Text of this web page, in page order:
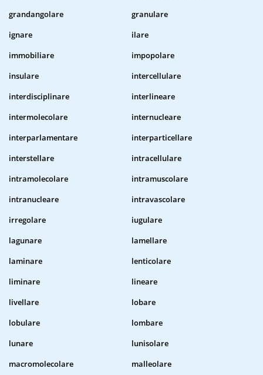
grandangolare
granulare
ignare
ilare
immobiliare
impopolare
insulare
intercellulare
interdisciplinare
interlineare
intermolecolare
internucleare
interparlamentare
interparticellare
interstellare
intracellulare
intramolecolare
intramuscolare
intranucleare
intravascolare
irregolare
iugulare
lagunare
lamellare
laminare
lenticolare
liminare
lineare
livellare
lobare
lobulare
lombare
lunare
lunisolare
macromolecolare
malleolare